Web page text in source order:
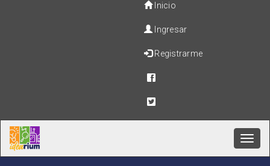
Inicio
Ingresar
Registrarme